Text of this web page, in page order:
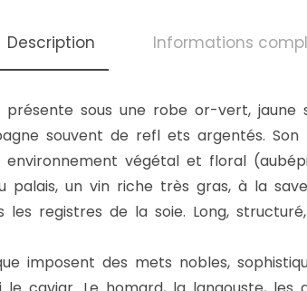
Description Informations
présente sous une robe or-vert,
souvent de refl ets argentés.
végétal et floral
palais, un vin riche très gras, à la
les registres de la soie. Long,
imposent des mets nobles,